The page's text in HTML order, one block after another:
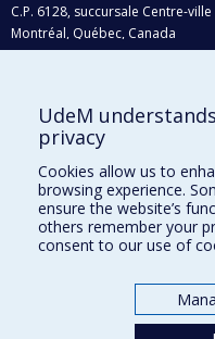
C.P. 6128, succursale Centre-ville
Montréal, Québec, Canada
H3C 3J7
Qui fait quoi?
Nous trouver
Plan du site
Accessibilité
UdeM
privacy
Cookies allow us to
browsing experience.
ensure the website’s
others remember your
consent to our use of